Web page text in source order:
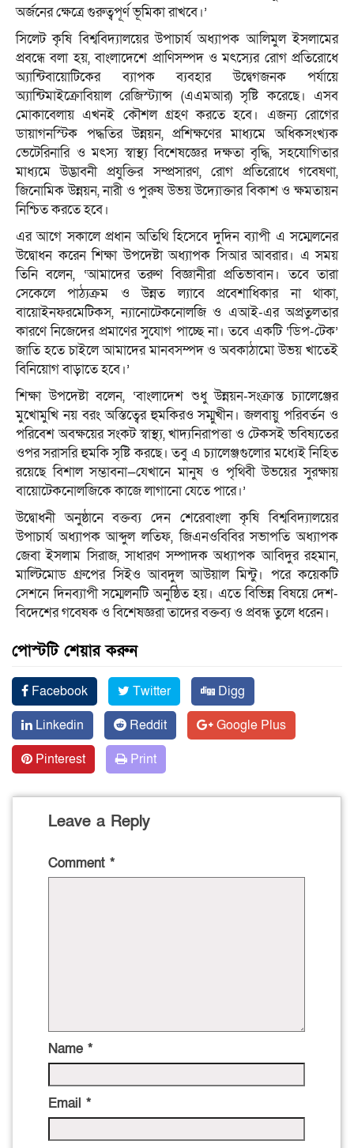
অর্জনের ক্ষেত্রে গুরুত্বপূর্ণ ভূমিকা রাখবে।’
সিলেট কৃষি বিশ্ববিদ্যালয়ের উপাচার্য অধ্যাপক আলিমুল ইসলামের
প্রবন্ধে বলা হয়, বাংলাদেশে প্রাণিসম্পদ ও মৎস্যের রোগ প্রতিরোধে
অ্যান্টিবায়োটিকের ব্যাপক ব্যবহার উদ্বেগজনক পর্যায়ে
অ্যান্টিমাইক্রোবিয়াল রেজিস্ট্যান্স (এএমআর) সৃষ্টি করেছে। এসব
মোকাবেলায় এখনই কৌশল গ্রহণ করতে হবে। এজন্য রোগের
ডায়াগনস্টিক পদ্ধতির উন্নয়ন, প্রশিক্ষণের মাধ্যমে অধিকসংখ্যক
ভেটেরিনারি ও মৎস্য স্বাস্থ্য বিশেষজ্ঞের দক্ষতা বৃদ্ধি, সহযোগিতার
মাধ্যমে উদ্ভাবনী প্রযুক্তির সম্প্রসারণ, রোগ প্রতিরোধে গবেষণা,
জিনোমিক উন্নয়ন, নারী ও পুরুষ উভয় উদ্যোক্তার বিকাশ ও ক্ষমতায়ন
নিশ্চিত করতে হবে।
এর আগে সকালে প্রধান অতিথি হিসেবে দুদিন ব্যাপী এ সম্মেলনের
‍উদ্বোধন করেন শিক্ষা উপদেষ্টা অধ্যাপক সিআর আবরার। এ সময়
তিনি বলেন, ‘আমাদের তরুণ বিজ্ঞানীরা প্রতিভাবান। তবে তারা
সেকেলে পাঠ্যক্রম ও উন্নত ল্যাবে প্রবেশাধিকার না থাকা,
বায়োইনফরমেটিকস, ন্যানোটেকনোলজি ও এআই-এর অপ্রতুলতার
কারণে নিজেদের প্রমাণের সুযোগ পাচ্ছে না। তবে একটি ‘ডিপ-টেক’
জাতি হতে চাইলে আমাদের মানবসম্পদ ও অবকাঠামো উভয় খাতেই
বিনিয়োগ বাড়াতে হবে।’
শিক্ষা উপদেষ্টা বলেন, ‘বাংলাদেশ শুধু উন্নয়ন-সংক্রান্ত চ্যালেঞ্জের
মুখোমুখি নয় বরং অস্তিত্বের হুমকিরও সম্মুখীন। জলবায়ু পরিবর্তন ও
পরিবেশ অবক্ষয়ের সংকট স্বাস্থ্য, খাদ্যনিরাপত্তা ও টেকসই ভবিষ্যতের
ওপর সরাসরি হুমকি সৃষ্টি করছে। তবু এ চ্যালেঞ্জগুলোর মধ্যেই নিহিত
রয়েছে বিশাল সম্ভাবনা—যেখানে মানুষ ও পৃথিবী উভয়ের সুরক্ষায়
বায়োটেকনোলজিকে কাজে লাগানো যেতে পারে।’
উদ্বোধনী অনুষ্ঠানে বক্তব্য দেন শেরেবাংলা কৃষি বিশ্ববিদ্যালয়ের
উপাচার্য অধ্যাপক আব্দুল লতিফ, জিএনওবিবির সভাপতি অধ্যাপক
জেবা ইসলাম সিরাজ, সাধারণ সম্পাদক অধ্যাপক আবিদুর রহমান,
মাল্টিমোড গ্রুপের সিইও আবদুল আউয়াল মিন্টু। পরে কয়েকটি
সেশনে দিনব্যাপী সম্মেলনটি অনুষ্ঠিত হয়। এতে বিভিন্ন বিষয়ে দেশ-
বিদেশের গবেষক ও বিশেষজ্ঞরা তাদের বক্তব্য ও প্রবন্ধ তুলে ধরেন।
পোস্টটি শেয়ার করুন
Facebook Twitter
Digg
Linkedin
Reddit
Google Plus
Pinterest
Print
Leave a Reply
Comment *
Name *
Email *